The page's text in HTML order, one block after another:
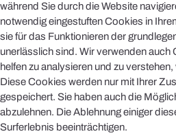
während Sie durch die Website
notwendig eingestuften Cookies in
sie für das Funktionieren der
unerlässlich sind. Wir verwenden auch
helfen zu analysieren und zu
Diese Cookies werden nur mit Ihrer
gespeichert. Sie haben auch die
abzulehnen. Die Ablehnung einiger
Surferlebnis beeinträchtigen.